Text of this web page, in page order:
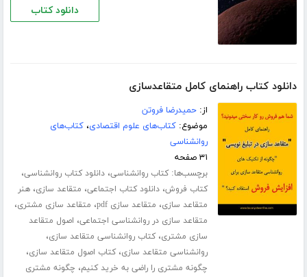
دانلود کتاب
دانلود کتاب راهنمای کامل متقاعدسازی
از:حمیدرضا فروتن
موضوع:کتاب‌های علوم اقتصادی،کتاب‌های
روانشناسی
۳۱ صفحه
برچسب‌ها:کتاب روانشناسی،دانلود کتاب روانشناسی،
کتاب فروش،دانلود کتاب اجتماعی، متقاعد سازی،هنر
متقاعد سازی، متقاعد سازی pdf ، متقاعد سازی مشتری،
متقاعد سازی در روانشناسی اجتماعی، اصول متقاعد
سازی مشتری،کتاب روانشناسی متقاعد سازی،
روانشناسی متقاعد سازی،کتاب اصول متقاعد سازی،
چگونه مشتری را راضی به خرید کنیم، چگونه مشتری